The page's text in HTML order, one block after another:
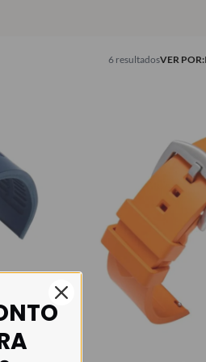
6 resultadosVER POR: